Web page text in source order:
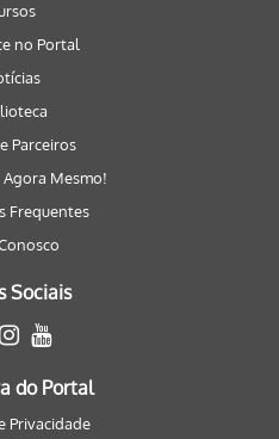
no Portal
Parceiros
Agora Mesmo!
Frequentes
Sociais
do Portal
Privacidade